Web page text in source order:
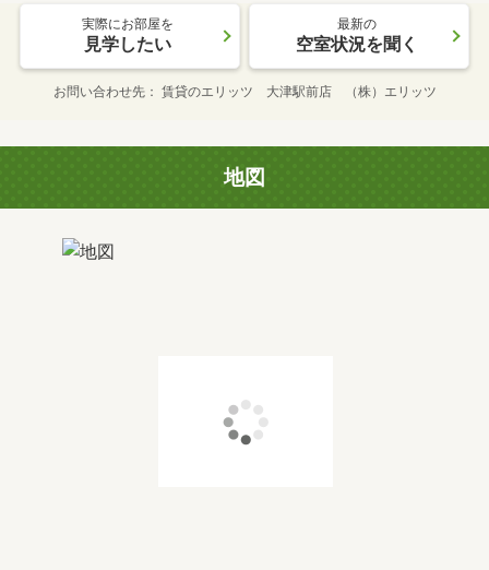
実際にお部屋を
見学したい
最新の
空室状況を聞く
お問い合わせ先 賃貸のエリッツ 大津駅前店 （株）エリッツ
地図